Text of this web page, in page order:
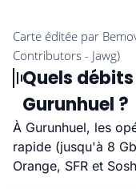
Quels
Gurunhuel ?
À Gurunhuel, les
rapide (jusqu'à 8
Orange, SFR et